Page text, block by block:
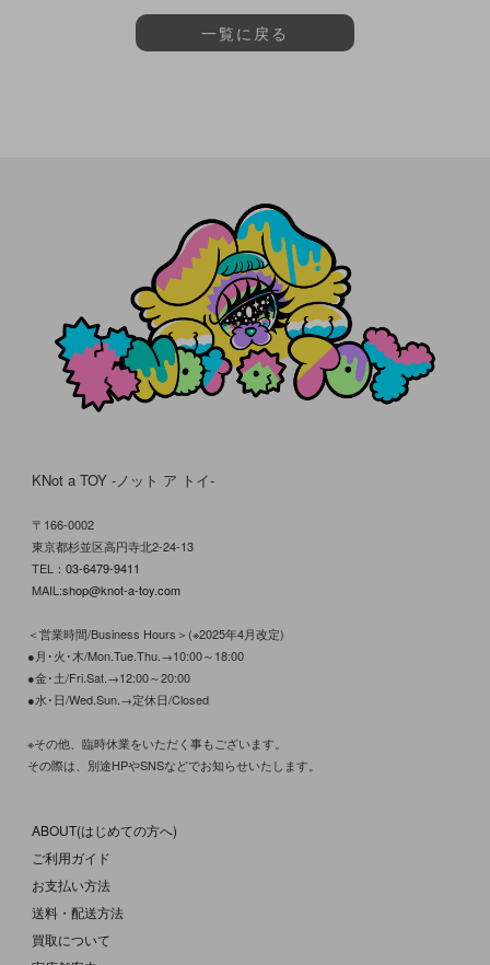
一覧に戻る
KNot a TOY -ノット ア トイ-
〒166-0002
東京都杉並区高円寺北2-24-13
TEL： 03-6479-9411
MAIL:shop@knot-a-toy.com
＜営業時間/Business Hours＞(※2025年4月改定)
●月･火･木/Mon.Tue.Thu.→10:00～18:00
●金･土/Fri.Sat.→12:00～20:00
●水･日/Wed.Sun.→定休日/Closed
※その他、臨時休業をいただく事もございます。
その際は、別途HPやSNSなどでお知らせいたします。
ABOUT(はじめての方へ)
ご利用ガイド
お支払い方法
送料・配送方法
買取について